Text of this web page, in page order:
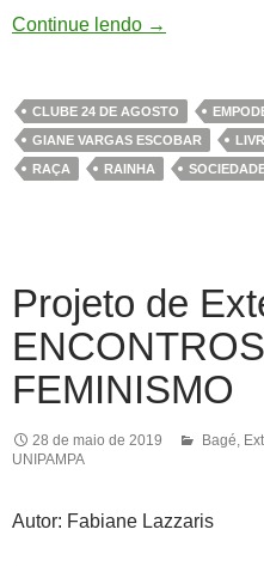
Continue lendo →
CLUBE 24 DE AGOSTO
GIANE VARGAS ESCOBAR
RAÇA
RAINHA
Projeto de
FEMINISMO
28 de maio de 2019 Bagé,
UNIPAMPA
Autor: Fabiane Lazzaris